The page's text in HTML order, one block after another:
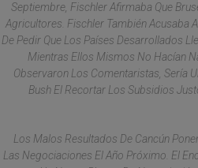
Septiembre, Fischler Afirmaba Que
Agricultores. Fischler También Acusaba
De Pedir Que Los Países Desarrollados
Mientras Ellos Mismos No Hacían
Observaron Los Comentaristas, Sería
Bush El Recortar Los Subsidios
Los Malos Resultados De Cancún
Las Negociaciones El Año Próximo. El